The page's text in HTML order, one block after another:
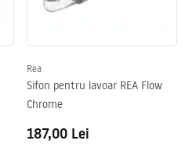
Rea
Sifon pentru lavoar REA Flow
Chrome
187,00 Lei